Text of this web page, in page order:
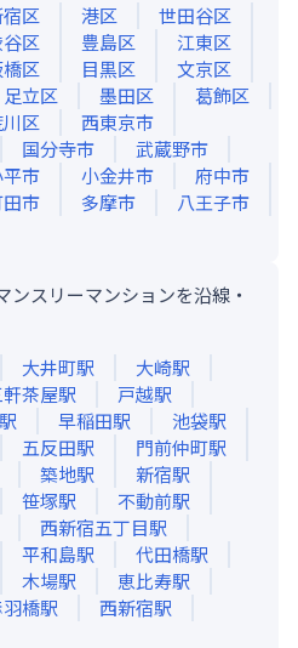
区 港区
世田谷区
区 豊島区
江東区
区 目黒区
文京区
足立区 墨田区
葛飾区
区
西東京市
国分寺市
武蔵野市
市 小金井市
府中市
市 多摩市
八王子市
ンスリーマンションを沿線・
大井町駅 大崎駅
軒茶屋駅 戸越駅
駅 早稲田駅 池袋駅
五反田駅 門前仲町駅
築地駅 新宿駅
笹塚駅 不動前駅
西新宿五丁目駅
平和島駅 代田橋駅
木場駅 恵比寿駅
橋駅 西新宿駅